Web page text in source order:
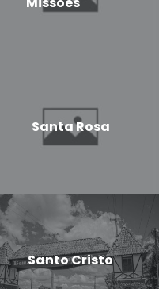
Santa Rosa
Santo Cristo